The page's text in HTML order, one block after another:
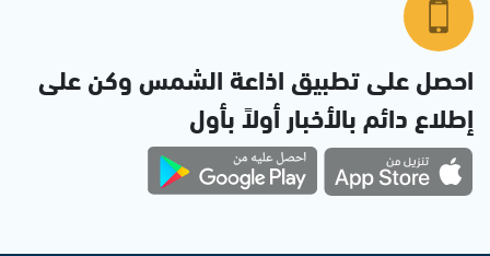
احصل على تطبيق اذاعة الشمس وكن على
إطلاع دائم بالأخبار أولاً بأول